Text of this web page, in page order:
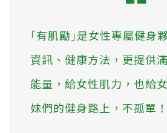
｢有肌勵｣是女性專屬健身
資訊、健康方法，更提供
能量，給女性肌力，也給
妹們的健身路上，不孤單！